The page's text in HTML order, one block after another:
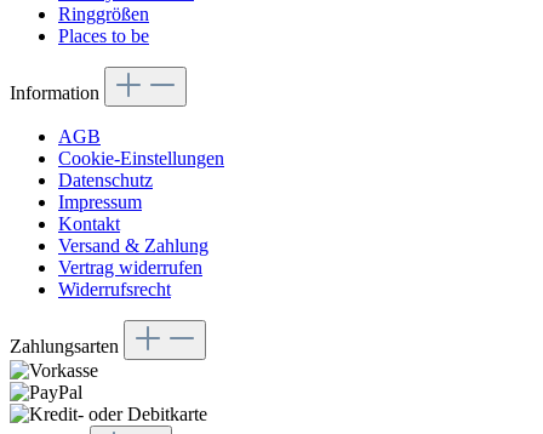
Ringgrößen
Places to be
Information
AGB
Cookie-Einstellungen
Datenschutz
Impressum
Kontakt
Versand & Zahlung
Vertrag widerrufen
Widerrufsrecht
Zahlungsarten